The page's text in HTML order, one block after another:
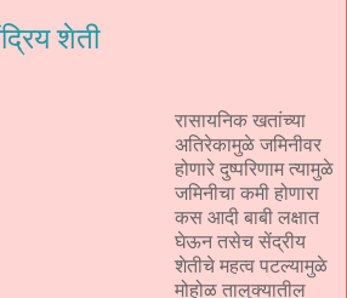
शेती
रासायनिक खतांच्या
अतिरेकामुळे जमिनीवर
होणारे दुष्परिणाम त्यामुळे
जमिनीचा कमी होणारा
कस आदी बाबी लक्षात
घेऊन तसेच सेंद्रीय
शेतीचे महत्व पटल्यामुळे
मोहोळ तालुक्यातील